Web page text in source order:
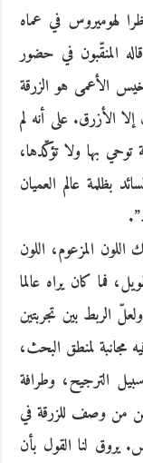
لهوميروس في عماه
المنقّبون في حضور
الأعمى هو الزرقة
الأزرق. على أنه لم
بها ولا تؤكّدها،
بظلمة عالم العميان
المزعوم، اللون
فما كان يراه عالما
الربط بين تجربتين
مجانبة لمنطق البحث،
الترجيح، وطرافة
من وصف للزرقة في
يروق لنا القول بأن